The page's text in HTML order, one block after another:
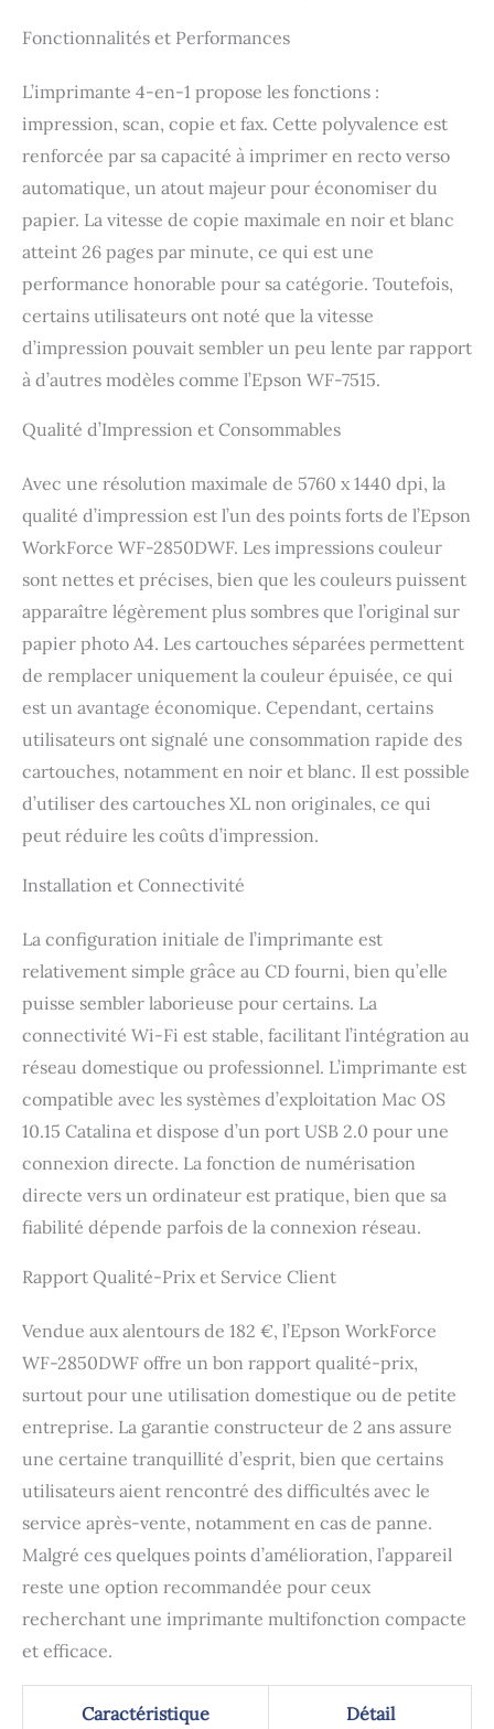
Fonctionnalités et Performances
L’imprimante 4-en-1 propose les fonctions :
impression, scan, copie et fax. Cette polyvalence est
renforcée par sa capacité à imprimer en recto verso
automatique, un atout majeur pour économiser du
papier. La vitesse de copie maximale en noir et blanc
atteint 26 pages par minute, ce qui est une
performance honorable pour sa catégorie. Toutefois,
certains utilisateurs ont noté que la vitesse
d’impression pouvait sembler un peu lente par rapport
à d’autres modèles comme l’Epson WF-7515.
Qualité d’Impression et Consommables
Avec une résolution maximale de 5760 x 1440 dpi, la
qualité d’impression est l’un des points forts de l’Epson
WorkForce WF-2850DWF. Les impressions couleur
sont nettes et précises, bien que les couleurs puissent
apparaître légèrement plus sombres que l’original sur
papier photo A4. Les cartouches séparées permettent
de remplacer uniquement la couleur épuisée, ce qui
est un avantage économique. Cependant, certains
utilisateurs ont signalé une consommation rapide des
cartouches, notamment en noir et blanc. Il est possible
d’utiliser des cartouches XL non originales, ce qui
peut réduire les coûts d’impression.
Installation et Connectivité
La configuration initiale de l’imprimante est
relativement simple grâce au CD fourni, bien qu’elle
puisse sembler laborieuse pour certains. La
connectivité Wi-Fi est stable, facilitant l’intégration au
réseau domestique ou professionnel. L’imprimante est
compatible avec les systèmes d’exploitation Mac OS
10.15 Catalina et dispose d’un port USB 2.0 pour une
connexion directe. La fonction de numérisation
directe vers un ordinateur est pratique, bien que sa
fiabilité dépende parfois de la connexion réseau.
Rapport Qualité-Prix et Service Client
Vendue aux alentours de 182 €, l’Epson WorkForce
WF-2850DWF offre un bon rapport qualité-prix,
surtout pour une utilisation domestique ou de petite
entreprise. La garantie constructeur de 2 ans assure
une certaine tranquillité d’esprit, bien que certains
utilisateurs aient rencontré des difficultés avec le
service après-vente, notamment en cas de panne.
Malgré ces quelques points d’amélioration, l’appareil
reste une option recommandée pour ceux
recherchant une imprimante multifonction compacte
et efficace.
Caractéristique Détail